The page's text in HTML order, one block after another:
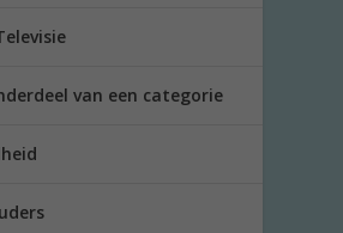
van een categorie